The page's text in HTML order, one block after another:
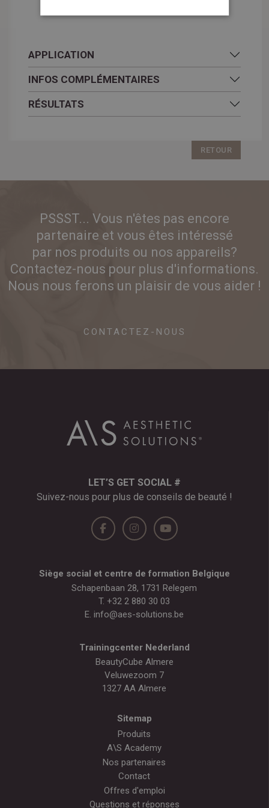
APPLICATION
INFOS COMPLÉMENTAIRES
RÉSULTATS
RETOUR
PSSST... Vous n'êtes pas encore
partenaire et vous êtes intéressé
par nos produits ou nos appareils?
Contactez-nous pour plus d'informations.
Nous nous ferons un plaisir de vous aider !
CONTACTEZ-NOUS
LET’S GET SOCIAL #
Suivez-nous pour plus de conseils de beauté !
Siège social et centre de formation Belgique
Schapenbaan 28, 1731 Relegem
T. +32 2 880 30 03
E. info@aes-solutions.be
Trainingcenter Nederland
BeautyCube Almere
Veluwezoom 7
1327 AA Almere
Sitemap
Produits
A\S Academy
Nos partenaires
Contact
Offres d'emploi
Questions et réponses